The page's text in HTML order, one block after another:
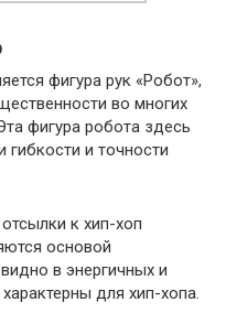
фигура рук «Робот»,
во многих
фигура робота здесь
гибкости и точности
к хип-хоп
основой
в энергичных и
для хип-хопа.